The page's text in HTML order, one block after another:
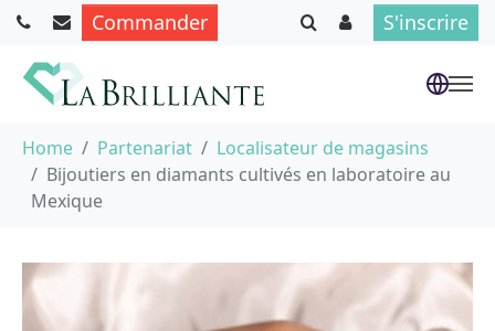
Commander S'inscrire
Home Partenariat
Localisateur de magasins
Bijoutiers en diamants cultivés en laboratoire au
Mexique